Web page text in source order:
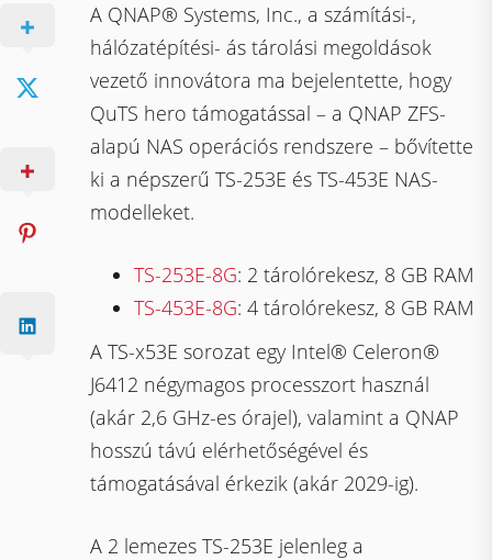
A QNAP® Systems, Inc., a számítási-,
hálózatépítési- ás tárolási megoldások
vezető innovátora ma bejelentette, hogy
QuTS hero támogatással – a QNAP ZFS-
alapú NAS operációs rendszere – bővítette
ki a népszerű TS-253E és TS-453E NAS-
modelleket.
TS-253E-8G: 2 tárolórekesz, 8 GB RAM
TS-453E-8G: 4 tárolórekesz, 8 GB RAM
A TS-x53E sorozat egy Intel® Celeron®
J6412 négymagos processzort használ
(akár 2,6 GHz-es órajel), valamint a QNAP
hosszú távú elérhetőségével és
támogatásával érkezik (akár 2029-ig).
A 2 lemezes TS-253E jelenleg a